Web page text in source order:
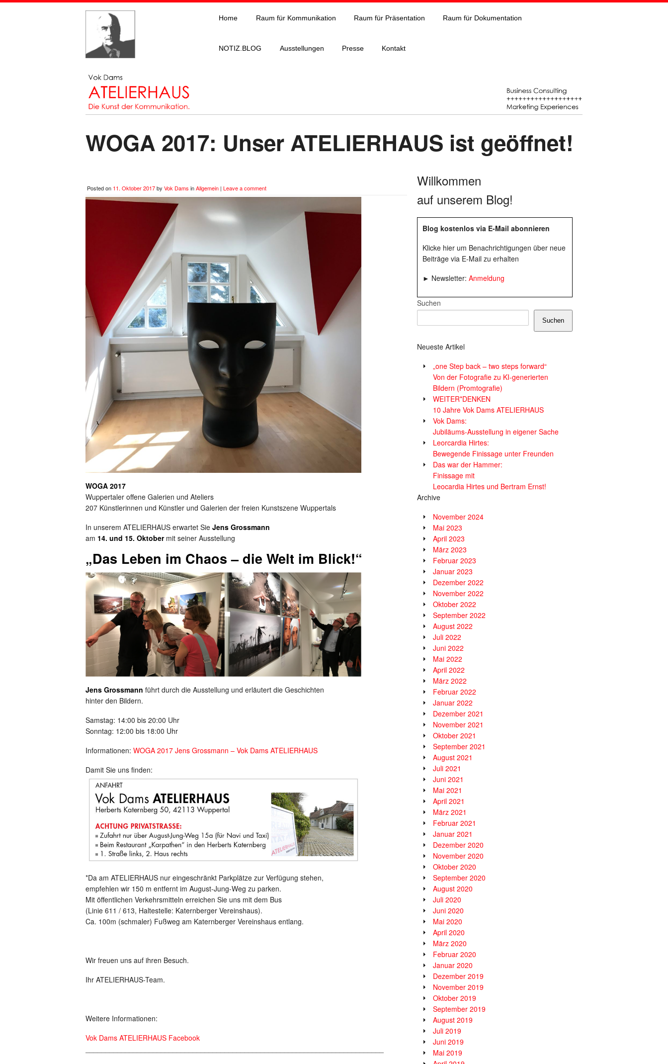
Home Raum für Kommunikation Raum für Präsentation Raum für Dokumentation
NOTIZ.BLOG Ausstellungen Presse Kontakt
WOGA 2017: Unser ATELIERHAUS ist geöffnet!
Posted on 11. Oktober 2017by Vok Dams inAllgemein | Leave a comment
WOGA 2017
Wuppertaler offene Galerien und Ateliers
207 Künstlerinnen und Künstler und Galerien der freien Kunstszene Wuppertals
In unserem ATELIERHAUS erwartet Sie Jens Grossmann
am 14. und 15. Oktobermit seiner Ausstellung
„Das Leben im Chaos – die Welt im Blick!“
Jens Grossmann führt durch die Ausstellung und erläutert die Geschichten
hinter den Bildern.
Samstag: 14:00 bis 20:00 Uhr
Sonntag: 12:00 bis 18:00 Uhr
Informationen: WOGA 2017 Jens Grossmann – Vok Dams ATELIERHAUS
Damit Sie uns finden:
*Da am ATELIERHAUS nur eingeschränkt Parkplätze zur Verfügung stehen,
empfehlen wir 150 m entfernt im August-Jung-Weg zu parken.
Mit öffentlichen Verkehrsmitteln erreichen Sie uns mit dem Bus
(Linie 611 / 613, Haltestelle: Katernberger Vereinshaus).
Ca. 100m (schmaler) Fußweg am Katernberger Vereinshaus entlang.
Wir freuen uns auf ihren Besuch.
Ihr ATELIERHAUS-Team.
Weitere Informationen:
Vok Dams ATELIERHAUS Facebook
Willkommen
auf unserem Blog!
Blog kostenlos via E-Mail abonnieren
Klicke hier um Benachrichtigungen über neue
Beiträge via E-Mail zu erhalten
► Newsletter: Anmeldung
Suchen
Suchen
Neueste Artikel
„one Step back – two steps forward“
Von der Fotografie zu KI-generierten
Bildern (Promtografie)
WEITER*DENKEN
10 Jahre Vok Dams ATELIERHAUS
Vok Dams:
Jubiläums-Ausstellung in eigener Sache
Leorcardia Hirtes:
Bewegende Finissage unter Freunden
Das war der Hammer:
Finissage mit
Leocardia Hirtes und Bertram Ernst!
Archive
November 2024
Mai 2023
April 2023
März 2023
Februar 2023
Januar 2023
Dezember 2022
November 2022
Oktober 2022
September 2022
August 2022
Juli 2022
Juni 2022
Mai 2022
April 2022
März 2022
Februar 2022
Januar 2022
Dezember 2021
November 2021
Oktober 2021
September 2021
August 2021
Juli 2021
Juni 2021
Mai 2021
April 2021
März 2021
Februar 2021
Januar 2021
Dezember 2020
November 2020
Oktober 2020
September 2020
August 2020
Juli 2020
Juni 2020
Mai 2020
April 2020
März 2020
Februar 2020
Januar 2020
Dezember 2019
November 2019
Oktober 2019
September 2019
August 2019
Juli 2019
Juni 2019
Mai 2019